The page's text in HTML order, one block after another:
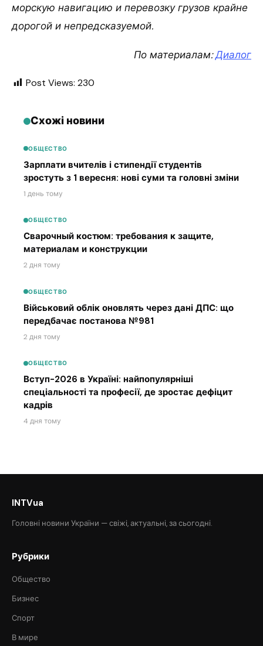
морскую навигацию и перевозку грузов крайне
дорогой и непредсказуемой.
По материалам:Диалог
Post Views: 230
Схожі новини
ОБЩЕСТВО
Зарплати вчителів і стипендії студентів
зростуть з 1 вересня: нові суми та головні зміни
1 день тому
ОБЩЕСТВО
Сварочный костюм: требования к защите,
материалам и конструкции
2 дня тому
ОБЩЕСТВО
Військовий облік оновлять через дані ДПС: що
передбачає постанова №981
2 дня тому
ОБЩЕСТВО
Вступ-2026 в Україні: найпопулярніші
спеціальності та професії, де зростає дефіцит
кадрів
4 дня тому
INTVua
Головні новини України — свіжі, актуальні, за сьогодні.
Рубрики
Общество
Бизнес
Спорт
В мире